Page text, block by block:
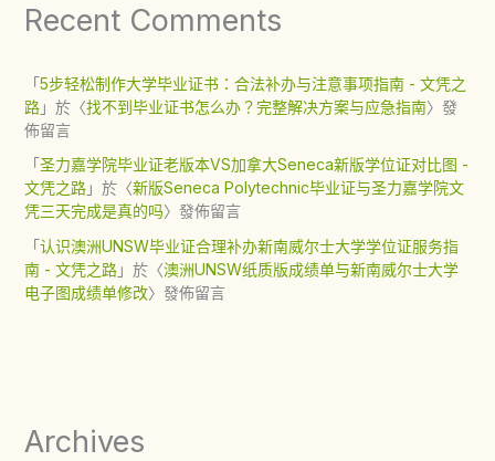
Recent Comments
「5步轻松制作大学毕业证书：合法补办与注意事项指南 - 文凭之
路」於〈找不到毕业证书怎么办？完整解决方案与应急指南〉發
佈留言
「圣力嘉学院毕业证老版本VS加拿大Seneca新版学位证对比图 -
文凭之路」於〈新版Seneca Polytechnic毕业证与圣力嘉学院文
凭三天完成是真的吗〉發佈留言
「认识澳洲UNSW毕业证合理补办新南威尔士大学学位证服务指
南 - 文凭之路」於〈澳洲UNSW纸质版成绩单与新南威尔士大学
电子图成绩单修改〉發佈留言
Archives